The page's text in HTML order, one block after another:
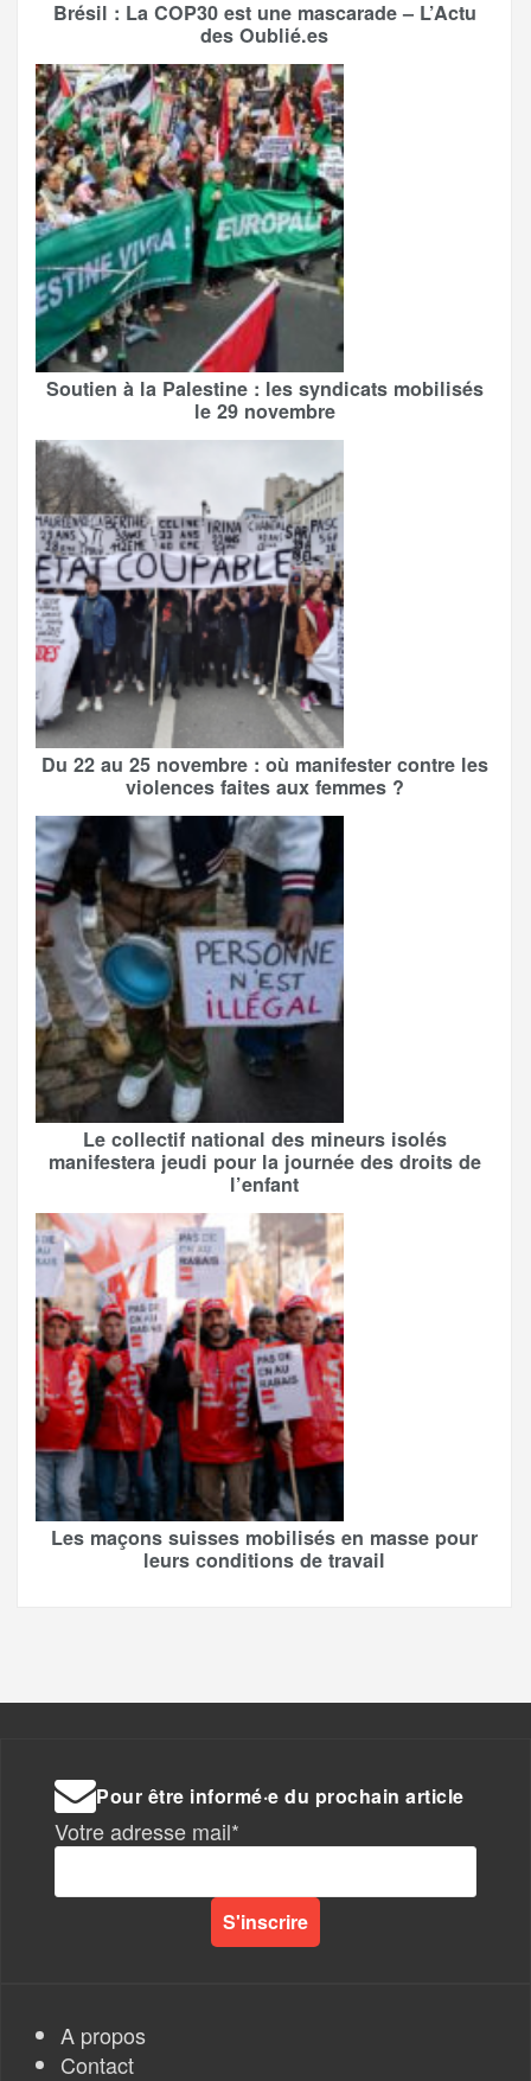
Brésil : La COP30 est une mascarade – L’Actu
des Oublié.es
Soutien à la Palestine : les syndicats mobilisés
le 29 novembre
Du 22 au 25 novembre : où manifester contre les
violences faites aux femmes ?
Le collectif national des mineurs isolés
manifestera jeudi pour la journée des droits de
l’enfant
Les maçons suisses mobilisés en masse pour
leurs conditions de travail
Pour être informé·e du prochain article
Votre adresse mail*
A propos
Contact